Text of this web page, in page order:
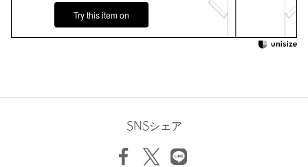
Try this item on
SNSシェア